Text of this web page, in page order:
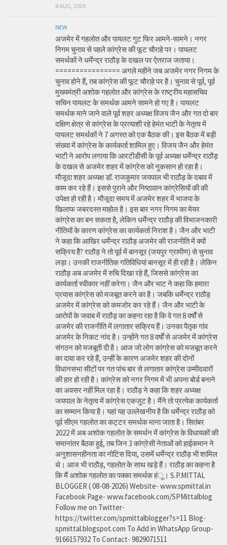
8 AUG, 2026
NEW
अजमेर में गहलोत और पायलट गुट फिर आमने-सामने। नगर
निगम चुनाव से पहले कांग्रेस की फूट चौराहे पर। पायलट
समर्थकों ने धर्मेन्द्र राठौड़ के दखल पर ऐतराज जताया।
================ अगले महीने जब अजमेर नगर निगम के
चुनाव होने हैं, तब कांग्रेस की फूट चौराहे पर है। चुनाव से पूर्व, पूर्व
मुख्यमंत्री अशोक गहलोत और कांग्रेस के राष्ट्रीय महासचिव
सचिन पायलट के समर्थक आमने सामने हो गए है। पायलट
समर्थक माने जाने वाले पूर्व शहर अध्यक्ष विजय जैन और गत दो बार
दक्षिण क्षेत्र से कांग्रेस के प्रत्याशी रहे हेमंत भाटी के नेतृत्व में
पायलट समर्थकों ने 7 अगस्त को एक बैठक की। इस बैठक में बड़ी
संख्या में कांग्रेस के कार्यकर्ता शामिल हुए। विजय जैन और हेमंत
भाटी ने आरोप लगाया कि आरटीडीसी के पूर्व अध्यक्ष धर्मेन्द्र राठौड़
के दखल से अजमेर शहर में कांग्रेस को नुकसान हो रहा है।
मौजूदा शहर अध्यक्ष डॉ. राजकुमार जयपाल भी राठौड़ के दबाव में
काम कर रहे हैं। इससे पुराने और निष्ठावान कांग्रेसियों की की
उपेक्षा हो रही है। मौजूदा समय में अजमेर शहर में भाजपा के
खिलाफ जबरदस्त माहोल है। इस बार नगर निगम का मेयर
कांग्रेस का बन सकता है, लेकिन धर्मेन्द्र राठौड़ की विभाजनकारी
नीतियों के कारण कांग्रेस का कार्यकर्ता निराश है। जैन और भाटी
ने कहा कि आखिर धर्मेन्द्र राठौड़ अजमेर की राजनीति में क्यों
सक्रिय हैै? राठौड़ ने तो पूर्व में बानसूर (जयपुर ग्रामीण) से चुनाव
लड़ा। उनकी राजनीतिक गतिविधियां बानसूर में ही रही है। लेकिन
राठौड़ अब अजमेर में रुचि दिखा रहे हैं, जिससे कांग्रेस का
कार्यकर्ता स्वीकार नहीं करेगा। जैन और भाट ने कहा कि हमारा
प्रयास कांग्रेस को मजबूत करने का है। जबकि धर्मेन्द्र राठौड़
अजमेर में कांग्रेस को कमजोर कर रहे हैं। जैन और भाटी के
आरोपों के जवाब में राठौड़ का कहना रहा है कि वे गत 8 वर्षों से
अजमेर की राजनीति में लगातार सक्रिय हैं। उनका पैतृक गांव
अजमेर के निकट नांद है। उन्होंने गत 8 वर्षों से अजमेर में कांग्रेस
संगठन को मजबूती दी है। आज जो लोग कांग्रेस को मजबूत करने
का दावा कर रहे हैं, उन्हीं के कारण अजमेर शहर की दोनों
विधानसभा सीटों पर गत पांच बार से लगातार कांग्रेस उम्मीदवारों
की हार हो रही है। कांग्रेस को नगर निगम में भी अपना बोर्ड बनाने
का अवसर नहीं मिल रहा है। राठौड़ ने कहा कि शहर अध्यक्ष
जयपाल के नेतृत्व में कांग्रेस एकजुट है। मैंने तो प्रत्येक कार्यकर्ता
का सम्मान किया है। यहां यह उल्लेखनीय है कि धर्मेन्द्र राठौड़ को
पूर्व सीएम गहलोत का कट्टर समर्थक माना जाता है। सितंबर
2022 में अब अशोक गहलोत के समर्थन में कांग्रेस के विधायकों की
समानांतर बैठक हुई, तब जिन 3 कांग्रेसी नेताओं को हाईकमान ने
अनुशासनहीनता का नोटिस दिया, उसमें धर्मेन्द्र राठौड़ भी शामिल
थे। आज भी राठौड़, गहलोत के साथ खड़े हैं। राठौड़ का कहना है
कि मैं अशोक गहलोत का पक्का समर्थक हंू। S.P.MITTAL
BLOGGER ( 08-08-2026) Website- www.spmittal.in
Facebook Page- www.facebook.com/SPMittalblog
Follow me on Twitter-
https://twitter.com/spmittalblogger?s=11 Blog-
spmittal.blogspot.com To Add in WhatsApp Group-
9166157932 To Contact- 9829071511